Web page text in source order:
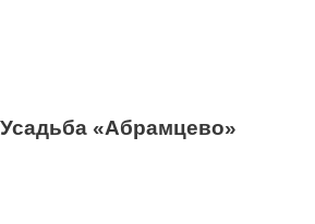
Усадьба «Абрамцево»